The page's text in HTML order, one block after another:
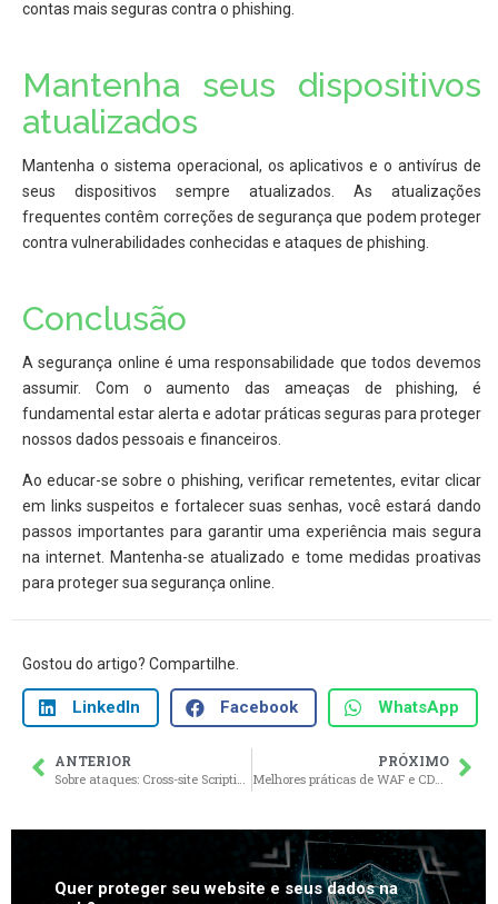
contas mais seguras contra o phishing.
Mantenha seus dispositivos
atualizados
Mantenha o sistema operacional, os aplicativos e o antivírus de
seus dispositivos sempre atualizados. As atualizações
frequentes contêm correções de segurança que podem proteger
contra vulnerabilidades conhecidas e ataques de phishing.
Conclusão
A segurança online é uma responsabilidade que todos devemos
assumir. Com o aumento das ameaças de phishing, é
fundamental estar alerta e adotar práticas seguras para proteger
nossos dados pessoais e financeiros.
Ao educar-se sobre o phishing, verificar remetentes, evitar clicar
em links suspeitos e fortalecer suas senhas, você estará dando
passos importantes para garantir uma experiência mais segura
na internet. Mantenha-se atualizado e tome medidas proativas
para proteger sua segurança online.
Gostou do artigo? Compartilhe.
LinkedIn Facebook WhatsApp
ANTERIOR
Sobre ataques: Cross-site Scripting (XSS)
PRÓXIMO
Melhores práticas de WAF e CDN em conformidade com a LGPD e GDPR